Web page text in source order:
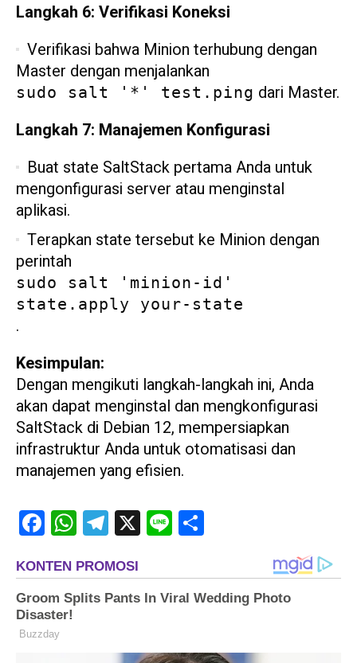
Langkah 6: Verifikasi Koneksi
Verifikasi bahwa Minion terhubung dengan
Master dengan menjalankan
sudo salt '*' test.ping dari Master.
Langkah 7: Manajemen Konfigurasi
Buat state SaltStack pertama Anda untuk
mengonfigurasi server atau menginstal
aplikasi.
Terapkan state tersebut ke Minion dengan
perintah
sudo salt 'minion-id'
state.apply your-state
.
Kesimpulan:
Dengan mengikuti langkah-langkah ini, Anda
akan dapat menginstal dan mengkonfigurasi
SaltStack di Debian 12, mempersiapkan
infrastruktur Anda untuk otomatisasi dan
manajemen yang efisien.
FacebookWhatsAppTelegram
X Line